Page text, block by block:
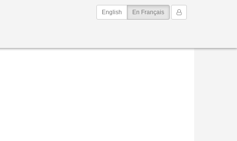
Mon Compte
English En Français(current)